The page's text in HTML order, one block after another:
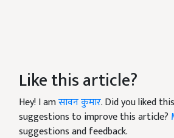
Like this article?
Hey! I amसावन कुमार. Did you liked
suggestions to improve this article?
suggestions and feedback.